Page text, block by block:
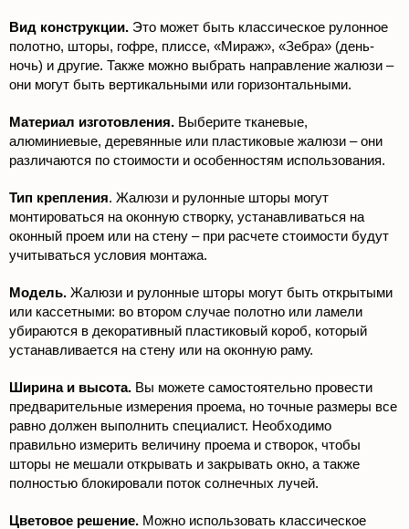
Вид конструкции. Это может быть классическое рулонное
полотно, шторы, гофре, плиссе, «Мираж», «Зебра» (день-
ночь) и другие. Также можно выбрать направление жалюзи –
они могут быть вертикальными или горизонтальными.
Материал изготовления. Выберите тканевые,
алюминиевые, деревянные или пластиковые жалюзи – они
различаются по стоимости и особенностям использования.
Тип крепления. Жалюзи и рулонные шторы могут
монтироваться на оконную створку, устанавливаться на
оконный проем или на стену – при расчете стоимости будут
учитываться условия монтажа.
Модель. Жалюзи и рулонные шторы могут быть открытыми
или кассетными: во втором случае полотно или ламели
убираются в декоративный пластиковый короб, который
устанавливается на стену или на оконную раму.
Ширина и высота. Вы можете самостоятельно провести
предварительные измерения проема, но точные размеры все
равно должен выполнить специалист. Необходимо
правильно измерить величину проема и створок, чтобы
шторы не мешали открывать и закрывать окно, а также
полностью блокировали поток солнечных лучей.
Цветовое решение. Можно использовать классическое